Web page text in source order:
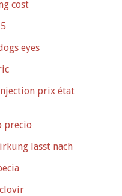
cost
eyes
prix état
precio
lässt nach